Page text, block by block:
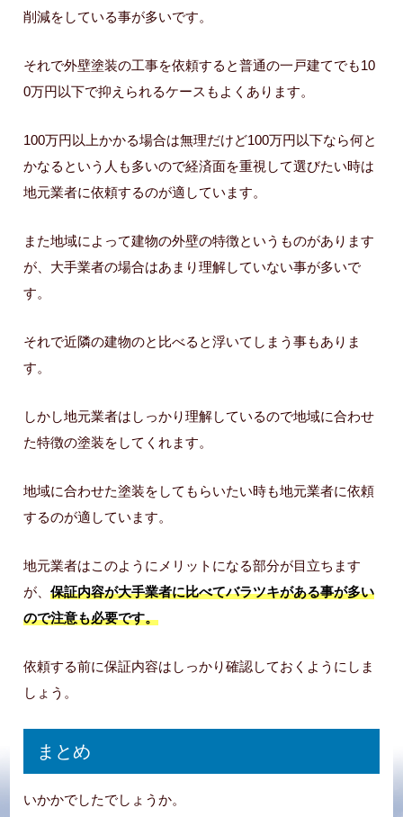
削減をしている事が多いです。
それで外壁塗装の工事を依頼すると普通の一戸建てでも10
0万円以下で抑えられるケースもよくあります。
100万円以上かかる場合は無理だけど100万円以下なら何と
かなるという人も多いので経済面を重視して選びたい時は
地元業者に依頼するのが適しています。
また地域によって建物の外壁の特徴というものがあります
が、大手業者の場合はあまり理解していない事が多いで
す。
それで近隣の建物のと比べると浮いてしまう事もありま
す。
しかし地元業者はしっかり理解しているので地域に合わせ
た特徴の塗装をしてくれます。
地域に合わせた塗装をしてもらいたい時も地元業者に依頼
するのが適しています。
地元業者はこのようにメリットになる部分が目立ちます
が、保証内容が大手業者に比べてバラツキがある事が多い
ので注意も必要です。
依頼する前に保証内容はしっかり確認しておくようにしま
しょう。
まとめ
いかかでしたでしょうか。